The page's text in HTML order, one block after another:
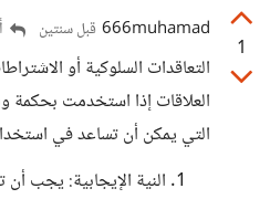
1
666muhamad قبل سنتين
التعاقدات السلوكية أو
العلاقات إذا استخدمت بحكمة
التي يمكن أن تساعد في
النية الإيجابية: يجب أن